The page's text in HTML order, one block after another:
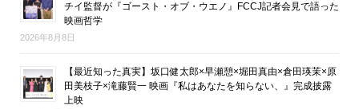
チイ監督が『ゴースト・オブ・ウエノ』FCCJ記者会見で語った
映画哲学
2026年8月8日
【最近知った真実】坂口健太郎×早瀬憩×堀田真由×倉田瑛茉×原
田美枝子×滝藤賢一 映画『私はあなたを知らない、』完成披露
上映